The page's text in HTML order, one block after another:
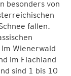
besonders von
fallen.
Wienerwald
im Flachland
sind 1 bis 10